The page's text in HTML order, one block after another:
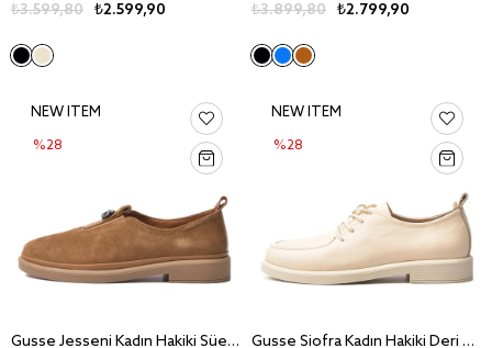
₺2.599,90
₺3.599,80
₺2.799,90
₺3.899,80
Gusse Jesseni Kadın Hakiki Süet Deri Günlük Ayakkabı 26150-2
NEW ITEM
%28
Gusse Siofra Kadın Hakiki Deri Günlük Ayakkabı 26154
NEW ITEM
%28